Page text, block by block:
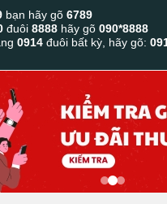
bạn hãy gõ6789
đuôi8888 hãy gõ090*8888
0914 đuôi bất kỳ, hãy gõ: